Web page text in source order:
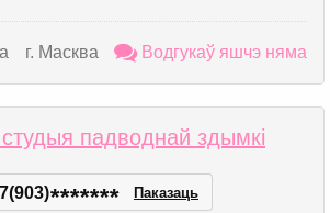
г. Масква Водгукаў яшчэ няма
падводнай здымкі
******* Паказаць